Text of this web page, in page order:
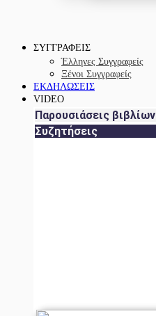
ΣΥΓΓΡΑΦΕΙΣ
Έλληνες Συγγραφείς
Ξένοι Συγγραφείς
ΕΚΔΗΛΩΣΕΙΣ
VIDEO
Παρουσιάσεις βιβλίων
Συζητήσεις